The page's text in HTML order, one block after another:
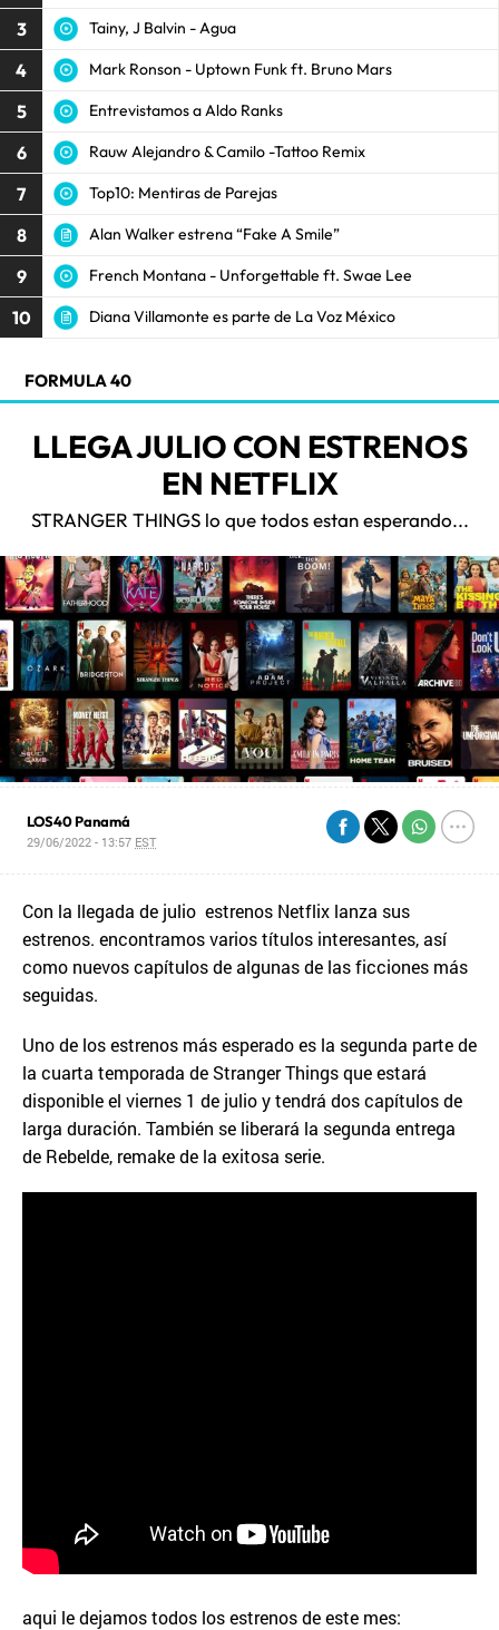
3 Tainy, J Balvin - Agua
4 Mark Ronson - Uptown Funk ft. Bruno Mars
5 Entrevistamos a Aldo Ranks
6 Rauw Alejandro & Camilo -Tattoo Remix
7 Top10: Mentiras de Parejas
8 Alan Walker estrena “Fake A Smile”
9 French Montana - Unforgettable ft. Swae Lee
10 Diana Villamonte es parte de La Voz México
FORMULA 40
LLEGA JULIO CON ESTRENOS
EN NETFLIX
STRANGER THINGS lo que todos estan esperando...
LOS40 Panamá
29/06/2022 - 13:57 EST
Con la llegada de julio estrenos Netflix lanza sus
estrenos. encontramos varios títulos interesantes, así
como nuevos capítulos de algunas de las ficciones más
seguidas.
Uno de los estrenos más esperado es la segunda parte de
la cuarta temporada de Stranger Things que estará
disponible el viernes 1 de julio y tendrá dos capítulos de
larga duración. También se liberará la segunda entrega
de Rebelde, remake de la exitosa serie.
aqui le dejamos todos los estrenos de este mes: